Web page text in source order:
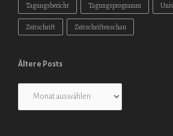
Tagungsbericht Tagungsprogramm
Zeitschrift Zeitschriftenschau
Ältere Posts
Posts